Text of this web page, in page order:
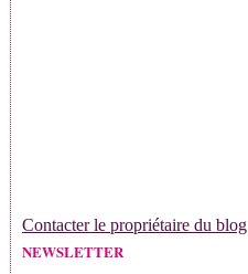
Contacter le propriétaire du blog
NEWSLETTER